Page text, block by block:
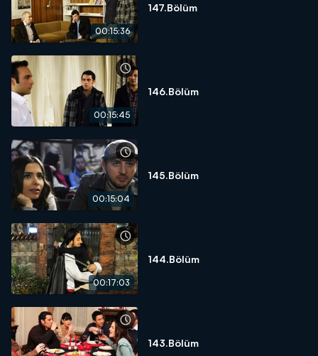
00:15:36
147.Bölüm
00:15:45
146.Bölüm
00:15:04
145.Bölüm
00:17:03
144.Bölüm
143.Bölüm